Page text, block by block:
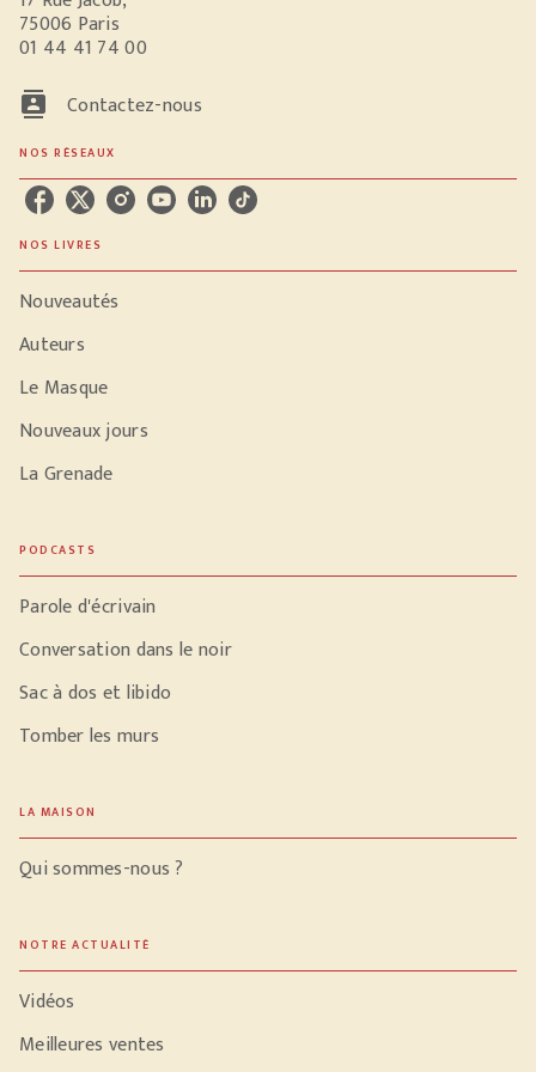
75006 Paris
01 44 41 74 00
contacts Contactez-nous
NOS RÉSEAUX
NOS LIVRES
Nouveautés
Auteurs
Le Masque
Nouveaux jours
La Grenade
PODCASTS
Parole d'écrivain
Conversation dans le noir
Sac à dos et libido
Tomber les murs
LA MAISON
Qui sommes-nous ?
NOTRE ACTUALITÉ
Vidéos
Meilleures ventes